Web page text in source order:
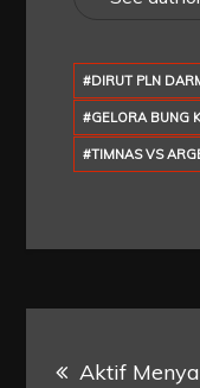
#DIRUT PLN
#GELORA BUNG
#TIMNAS VS
Aktif